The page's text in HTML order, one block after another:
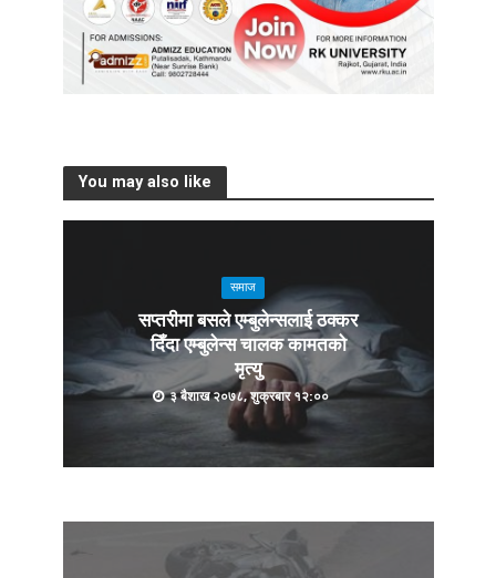
You may also like
समाज
सप्तरीमा बसले एम्बुलेन्सलाई ठक्कर
दिँदा एम्बुलेन्स चालक कामतको
मृत्यु
३ बैशाख २०७८, शुक्रबार १२:००